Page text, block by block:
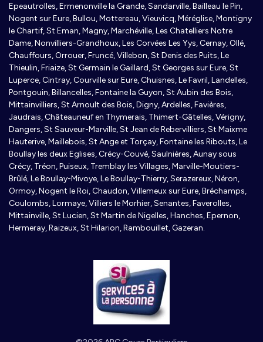
Epeautrolles, Ermenonville la Grande, Sandarville, Bailleau le Pin,
Nogent sur Eure, Bullou, Mottereau, Vieuvicq, Méréglise, Montigny
le Chartif, St Eman, Magny, Marchéville, Les Chatelliers Notre
Dame, Nonvilliers-Grandhoux, Les Corvées Les Yys, Cernay, Ollé,
Chauffours, Orrouer, Fruncé, Villebon, St Denis des Puits, Le
Thieulin, Friaize, St Germain le Gaillard, St Georges sur Eure, St
Luperce, Cintray, Courville sur Eure, Chuisnes, Le Favril, Landelles,
Pontgouin, Billancelles, Fontaine la Guyon, St Aubin des Bois,
Mittainvilliers, St Arnoult des Bois, Digny, Ardelles, Favières,
Jaudrais, Châteauneuf en Thymerais, Thimert-Gâtelles, Vérigny,
Dangers, St Sauveur-Marville, St Jean de Rebervilliers, St Maixme
Hauterive, Maillebois, St Ange et Torçay, Fontaine les Ribouts, Le
Boullay les deux Eglises, Crécy-Couvé, Saulnières, Aunay sous
Crécy, Tréon, Puiseux, Tremblay les Villages, Marville-Moutiers-
Brûlé, Le Boullay-Mivoye, Le Boullay-Thierry, Serazereux, Néron,
Ormoy, Nogent le Roi, Chaudon, Villemeux sur Eure, Bréchamps,
Coulombs, Lormaye, Villiers le Morhier, Senantes, Faverolles,
Mittainville, St Lucien, St Martin de Nigelles, Hanches, Epernon,
Hermeray, Raizeux, St Hilarion, Rambouillet, Gazeran.